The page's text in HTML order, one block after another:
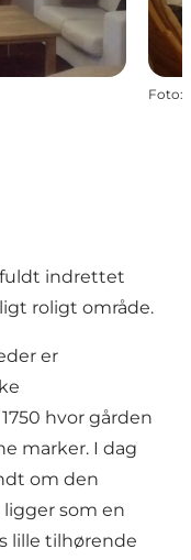
Foto:
indrettet
roligt område.
er
hvor gården
marker. I dag
om den
som en
lille tilhørende